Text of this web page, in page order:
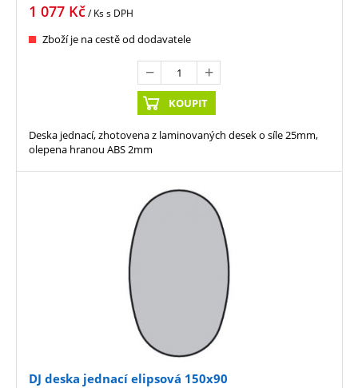
1 077 Kč/ Kss DPH
Zboží je na cestě od dodavatele
KOUPIT
Deska jednací, zhotovena z laminovaných desek o síle 25mm,
olepena hranou ABS 2mm
DJ deska jednací elipsová 150x90